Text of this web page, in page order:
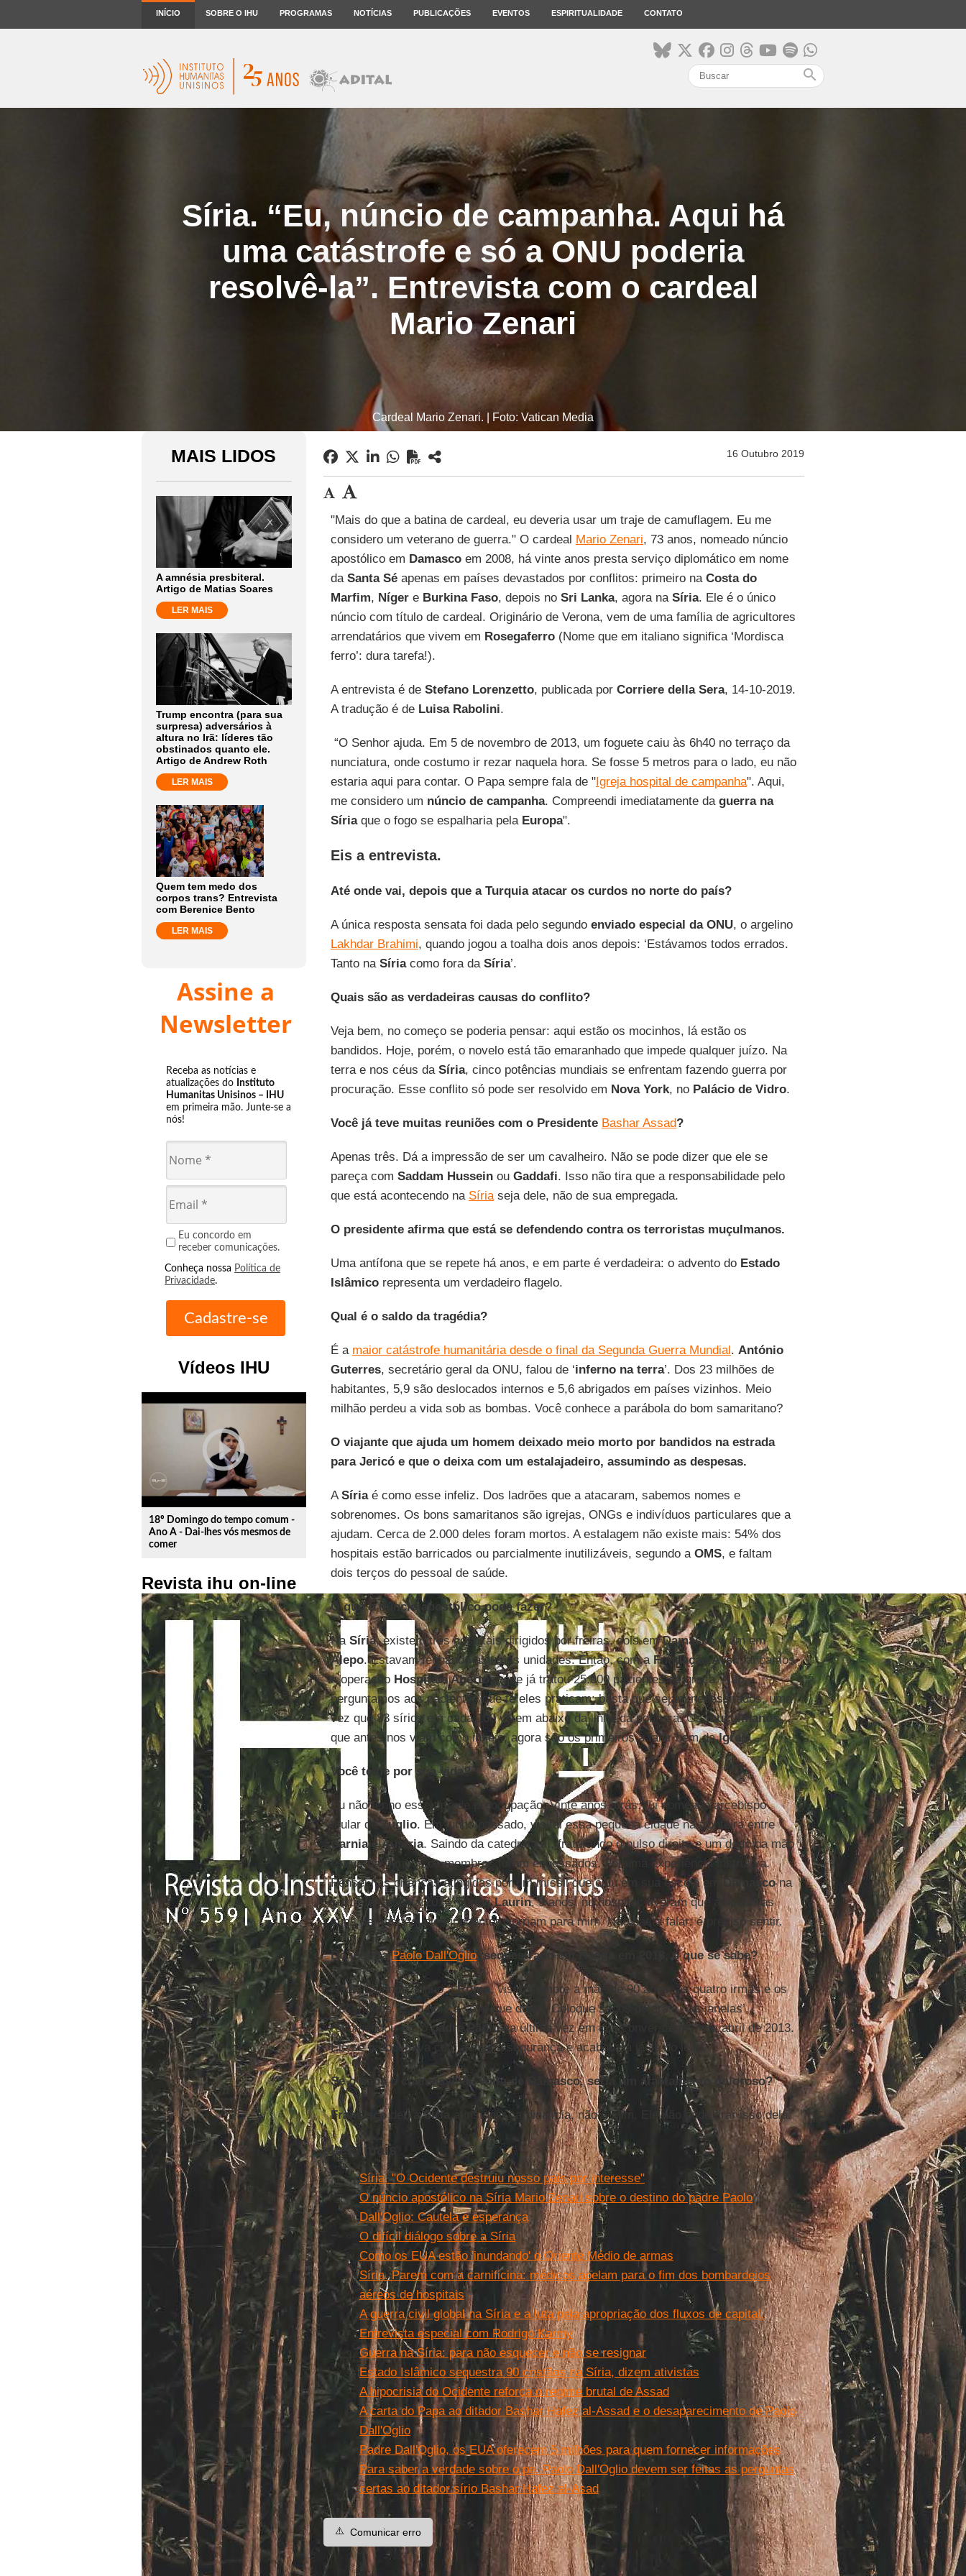
INÍCIO SOBRE O IHU PROGRAMAS NOTÍCIAS PUBLICAÇÕES EVENTOS ESPIRITUALIDADE CONTATO
search
Síria. “Eu, núncio de campanha. Aqui há
uma catástrofe e só a ONU poderia
resolvê-la”. Entrevista com o cardeal
Mario Zenari
Cardeal Mario Zenari. | Foto: Vatican Media
MAIS LIDOS
A amnésia presbiteral.
Artigo de Matias Soares
LER MAIS
Trump encontra (para sua
surpresa) adversários à
altura no Irã: líderes tão
obstinados quanto ele.
Artigo de Andrew Roth
LER MAIS
Quem tem medo dos
corpos trans? Entrevista
com Berenice Bento
LER MAIS
Assine a
Newsletter
Receba as notícias e
atualizações do Instituto
Humanitas Unisinos – IHU
em primeira mão. Junte-se a
nós!
Eu concordo em
receber comunicações.
Conheça nossa Política de
Privacidade.
Vídeos IHU
play_circle_outline
18º Domingo do tempo comum -
Ano A - Dai-lhes vós mesmos de
comer
Revista ihu on-line
16 Outubro 2019
"Mais do que a batina de cardeal, eu deveria usar um traje de camuflagem. Eu me
considero um veterano de guerra." O cardeal Mario Zenari, 73 anos, nomeado núncio
apostólico em Damascoem 2008, há vinte anos presta serviço diplomático em nome
da Santa Séapenas em países devastados por conflitos: primeiro naCosta do
Marfim, Nígere Burkina Faso, depois no Sri Lanka, agora na Síria. Ele é o único
núncio com título de cardeal. Originário de Verona, vem de uma família de agricultores
arrendatários que vivem em Rosegaferro(Nome que em italiano significa ‘Mordisca
ferro’: dura tarefa!).
A entrevista é de Stefano Lorenzetto, publicada por Corriere della Sera, 14-10-2019.
A tradução é de Luisa Rabolini.
“O Senhor ajuda. Em 5 de novembro de 2013, um foguete caiu às 6h40 no terraço da
nunciatura, onde costumo ir rezar naquela hora. Se fosse 5 metros para o lado, eu não
estaria aqui para contar. O Papa sempre fala de "Igreja hospital de campanha". Aqui,
me considero um núncio de campanha. Compreendi imediatamente da guerra na
Síriaque o fogo se espalharia pela Europa".
Eis a entrevista.
Até onde vai, depois que a Turquia atacar os curdos no norte do país?
A única resposta sensata foi dada pelo segundo enviado especial da ONU, o argelino
Lakhdar Brahimi, quando jogou a toalha dois anos depois: ‘Estávamos todos errados.
Tanto na Síriacomo fora da Síria’.
Quais são as verdadeiras causas do conflito?
Veja bem, no começo se poderia pensar: aqui estão os mocinhos, lá estão os
bandidos. Hoje, porém, o novelo está tão emaranhado que impede qualquer juízo. Na
terra e nos céus da Síria, cinco potências mundiais se enfrentam fazendo guerra por
procuração. Esse conflito só pode ser resolvido em Nova York, no Palácio de Vidro.
Você já teve muitas reuniões com o Presidente Bashar Assad?
Apenas três. Dá a impressão de ser um cavalheiro. Não se pode dizer que ele se
pareça com Saddam Husseinou Gaddafi. Isso não tira que a responsabilidade pelo
que está acontecendo na Síriaseja dele, não de sua empregada.
O presidente afirma que está se defendendo contra os terroristas muçulmanos.
Uma antífona que se repete há anos, e em parte é verdadeira: o advento do Estado
Islâmicorepresenta um verdadeiro flagelo.
Qual é o saldo da tragédia?
É a maior catástrofe humanitária desde o final da Segunda Guerra Mundial. António
Guterres, secretário geral da ONU, falou de ‘inferno na terra’. Dos 23 milhões de
habitantes, 5,9 são deslocados internos e 5,6 abrigados em países vizinhos. Meio
milhão perdeu a vida sob as bombas. Você conhece a parábola do bom samaritano?
O viajante que ajuda um homem deixado meio morto por bandidos na estrada
para Jericó e que o deixa com um estalajadeiro, assumindo as despesas.
ASíriaé como esse infeliz. Dos ladrões que a atacaram, sabemos nomes e
sobrenomes. Os bons samaritanos são igrejas, ONGs e indivíduos particulares que a
ajudam. Cerca de 2.000 deles foram mortos. A estalagem não existe mais: 54% dos
hospitais estão barricados ou parcialmente inutilizáveis, segundo a OMS, e faltam
dois terços do pessoal de saúde.
O que o núncio apostólico pode fazer?
Na Síria, existem três hospitais dirigidos por freiras, dois emDamascoe um em
Alepo. Estavam fechando algumas unidades. Então, com aFundação Avsi, lançamos
a operação Hospitais Abertos, que já tratou 25.000 pacientes de graça. Não
perguntamos aos pacientes que fé eles praticam; basta que sejam necessitados, uma
vez que 83 sírios em cada 100 vivem abaixo da linha da pobreza. Osmuçulmanos,
que antes nos viam como infiéis, agora são os primeiros a falar bem daIgreja.
Você teme por sua vida?
Eu não tenho esse tipo de preocupação. Vinte anos atrás, fui nomeado arcebispo
titular deZuglio. Em junho passado, visitei essa pequena cidade na fronteira entre
CarniaeÁustria. Saindo da catedral caí, fraturando o pulso direito e um dedo da mão
esquerda. Ambos os membros foram engessados. Foi uma experiência instrutiva.
Pensei nas crianças atingidas por um míssil que caiu em sua escola em
Damascona
sexta-feira santa 2014. Erevi Laurin, 9 anos, no hospital: tiveram que amputar as
suas pernas. Aqueles inocentes sorriam para mim. Não basta falar: é preciso sentir.
Do jesuítaPaolo Dall'Oglio, sequestrado em Raqqa em 2013, o que se sabe?
Nada. Quando venho aRoma, visito sempre a mãe de 90 anos, as quatro irmãs e os
três irmãos. E eu nunca sei o que dizer. ‘Coloque sacos de areia nas janelas’,
recomendou-me opadre Paolona última vez em que conversamos, em abril de 2013.
Ele se preocupava com a minha segurança e acabou na jaula do leão.
Se o papa o chamasse de volta de Damasco, seria um afastamento doloroso?
Franciscodeu àSíria a insígnia cardinalícia, não a mim. Ele não pode tirar isso dela.
Leia mais
Síria. "O Ocidente destruiu nosso país por interesse"
O núncio apostólico na Síria Mario Zenari sobre o destino do padre Paolo
Dall'Oglio: Cautela e esperança
O difícil diálogo sobre a Síria
Como os EUA estão 'inundando' o Oriente Médio de armas
Síria. Parem com a carnificina: médicos apelam para o fim dos bombardeios
aéreos de hospitais
A guerra civil global na Síria e a luta pela apropriação dos fluxos de capital.
Entrevista especial com Rodrigo Karmy
Guerra na Síria: para não esquecer e não se resignar
Estado Islâmico sequestra 90 cristãos na Síria, dizem ativistas
A hipocrisia do Ocidente reforça o regime brutal de Assad
A carta do Papa ao ditador Bashar Hafez al-Assad e o desaparecimento de Paolo
Dall'Oglio
Padre Dall'Oglio, os EUA oferecem 5 milhões para quem fornecer informações
Para saber a verdade sobre o pe. Paolo Dall'Oglio devem ser feitas as perguntas
certas ao ditador sírio Bashar Hafez al-Asad
⚠️ Comunicar erro